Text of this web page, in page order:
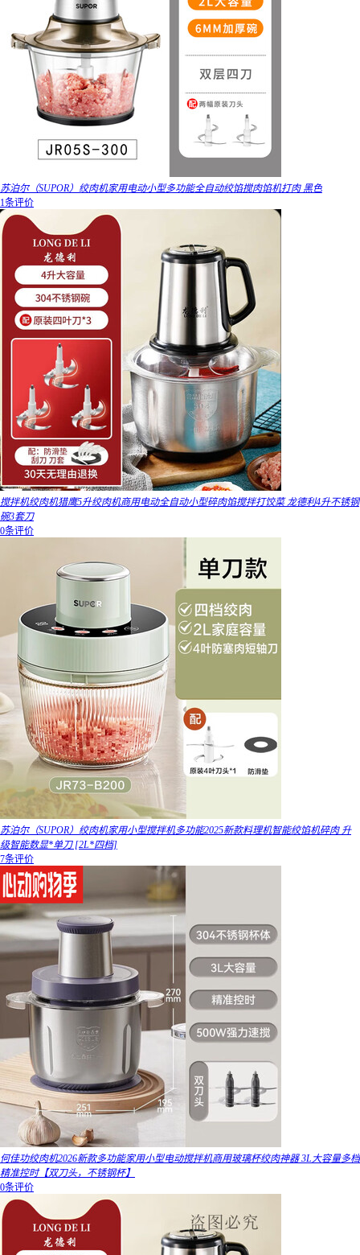
苏泊尔（SUPOR）绞肉机家用电动小型多功能全自动绞馅搅肉馅机打肉 黑色
1条评价
搅拌机绞肉机猎鹰5升绞肉机商用电动全自动小型碎肉馅搅拌打饺菜 龙德利4升不锈钢
碗3套刀
0条评价
苏泊尔（SUPOR）绞肉机家用小型搅拌机多功能2025新款料理机智能绞馅机碎肉 升
级智能数显*单刀 [2L*四档]
7条评价
何佳功绞肉机2026新款多功能家用小型电动搅拌机商用玻璃杯绞肉神器 3L大容量多档
精准控时【双刀头，不锈钢杯】
0条评价